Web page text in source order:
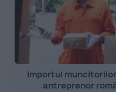
Importul
antreprenor